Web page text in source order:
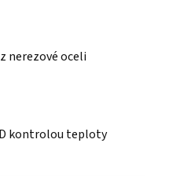
nerezové oceli
kontrolou teploty